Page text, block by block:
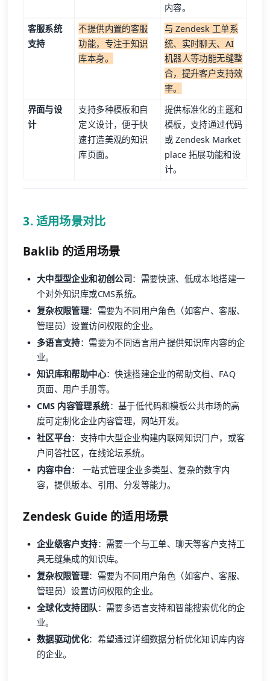
内容。
客服系统
支持
不提供内置的客服
功能，专注于知识
库本身。
与 Zendesk 工单系
统、实时聊天、AI
机器人等功能无缝整
合，提升客户支持效
率。
界面与设
计
支持多种模板和自
定义设计，便于快
速打造美观的知识
库页面。
提供标准化的主题和
模板，支持通过代码
或 Zendesk Market
place 拓展功能和设
计。
3. 适用场景对比
Baklib 的适用场景
大中型型企业和初创公司 ：需要快速、低成本地搭建一
个对外知识库或CMS系统。
复杂权限管理：需要为不同用户角色（如客户、客服、
管理员）设置访问权限的企业。
多语言支持：需要为不同语言用户提供知识库内容的企
业。
知识库和帮助中心：快速搭建企业的帮助文档、FAQ
页面、用户手册等。
CMS 内容管理系统：基于低代码和模板公共市场的高
度可定制化企业内容管理，网站开发。
社区平台：支持中大型企业构建内联网知识门户，或客
户问答社区，在线论坛系统。
内容中台： 一站式管理企业多类型、复杂的数字内
容，提供版本、引用、分发等能力。
Zendesk Guide 的适用场景
企业级客户支持：需要一个与工单、聊天等客户支持工
具无缝集成的知识库。
复杂权限管理：需要为不同用户角色（如客户、客服、
管理员）设置访问权限的企业。
全球化支持团队：需要多语言支持和智能搜索优化的企
业。
数据驱动优化：希望通过详细数据分析优化知识库内容
的企业。